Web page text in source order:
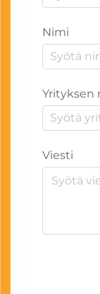
Nimi
Yrityksen
Viesti